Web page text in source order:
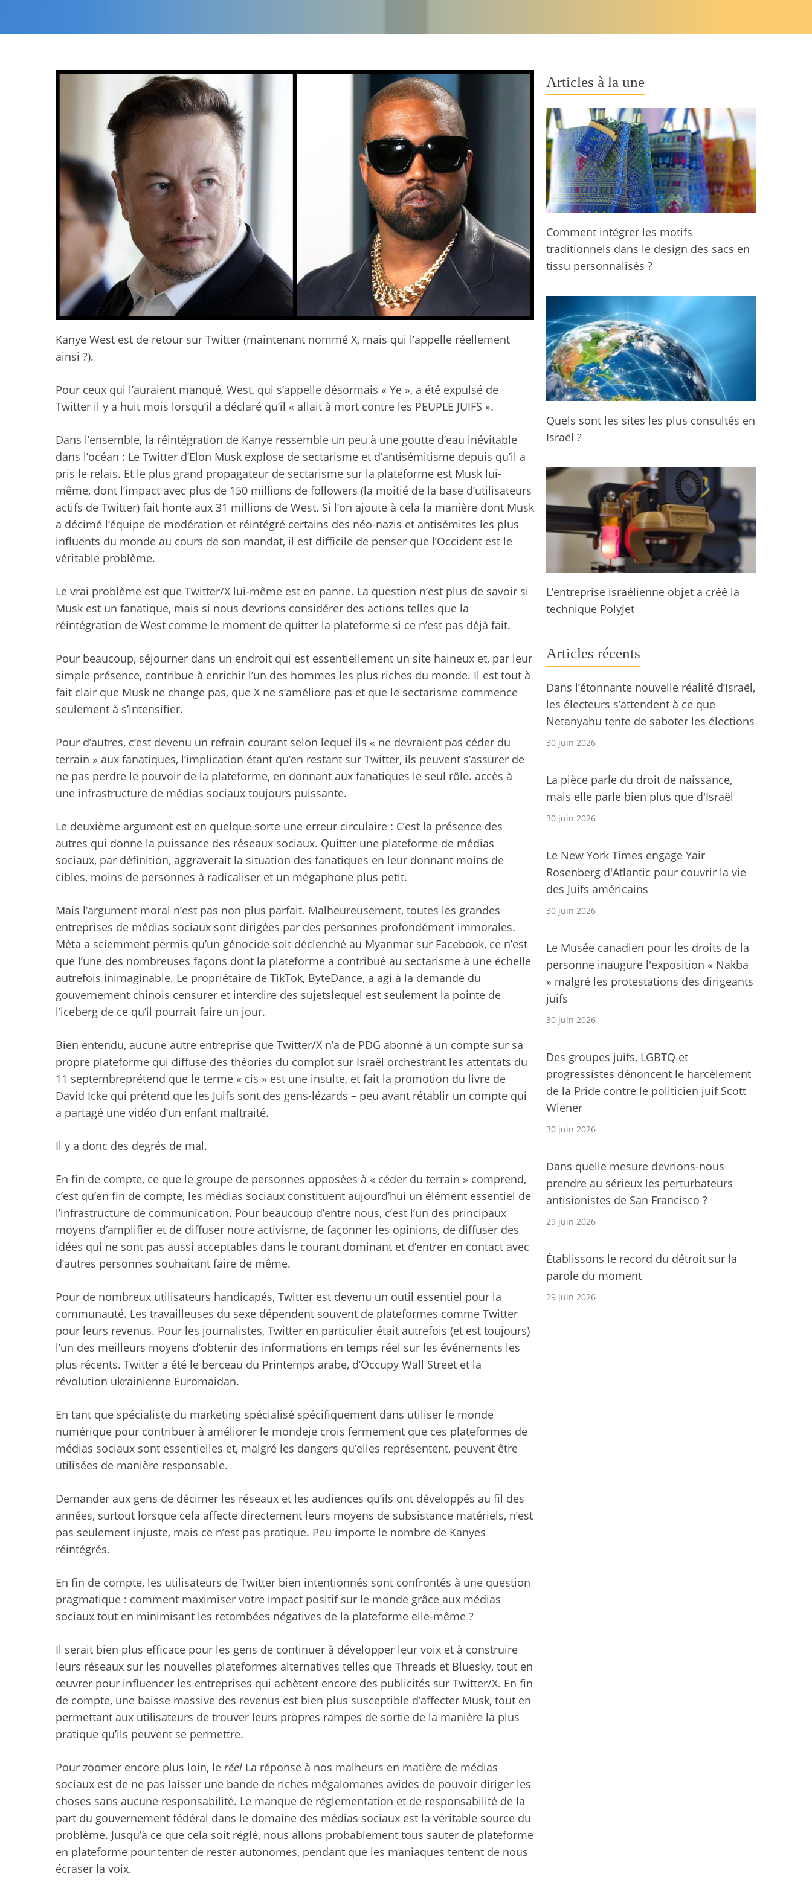
Kanye West est de retour sur Twitter (maintenant nommé X, mais qui l’appelle réellement
ainsi ?).
Pour ceux qui l’auraient manqué, West, qui s’appelle désormais « Ye », a été expulsé de
Twitter il y a huit mois lorsqu’il a déclaré qu’il « allait à mort contre les PEUPLE JUIFS ».
Dans l’ensemble, la réintégration de Kanye ressemble un peu à une goutte d’eau inévitable
dans l’océan : Le Twitter d’Elon Musk explose de sectarisme et d’antisémitisme depuis qu’il a
pris le relais. Et le plus grand propagateur de sectarisme sur la plateforme est Musk lui-
même, dont l’impact avec plus de 150 millions de followers (la moitié de la base d’utilisateurs
actifs de Twitter) fait honte aux 31 millions de West. Si l’on ajoute à cela la manière dont Musk
a décimé l’équipe de modération et réintégré certains des néo-nazis et antisémites les plus
influents du monde au cours de son mandat, il est difficile de penser que l’Occident est le
véritable problème.
Le vrai problème est que Twitter/X lui-même est en panne. La question n’est plus de savoir si
Musk est un fanatique, mais si nous devrions considérer des actions telles que la
réintégration de West comme le moment de quitter la plateforme si ce n’est pas déjà fait.
Pour beaucoup, séjourner dans un endroit qui est essentiellement un site haineux et, par leur
simple présence, contribue à enrichir l’un des hommes les plus riches du monde. Il est tout à
fait clair que Musk ne change pas, que X ne s’améliore pas et que le sectarisme commence
seulement à s’intensifier.
Pour d’autres, c’est devenu un refrain courant selon lequel ils « ne devraient pas céder du
terrain » aux fanatiques, l’implication étant qu’en restant sur Twitter, ils peuvent s’assurer de
ne pas perdre le pouvoir de la plateforme, en donnant aux fanatiques le seul rôle. accès à
une infrastructure de médias sociaux toujours puissante.
Le deuxième argument est en quelque sorte une erreur circulaire : C’est la présence des
autres qui donne la puissance des réseaux sociaux. Quitter une plateforme de médias
sociaux, par définition, aggraverait la situation des fanatiques en leur donnant moins de
cibles, moins de personnes à radicaliser et un mégaphone plus petit.
Mais l’argument moral n’est pas non plus parfait. Malheureusement, toutes les grandes
entreprises de médias sociaux sont dirigées par des personnes profondément immorales.
Méta a sciemment permis qu’un génocide soit déclenché au Myanmar sur Facebook, ce n’est
que l’une des nombreuses façons dont la plateforme a contribué au sectarisme à une échelle
autrefois inimaginable. Le propriétaire de TikTok, ByteDance, a agi à la demande du
gouvernement chinois censurer et interdire des sujetslequel est seulement la pointe de
l’iceberg de ce qu’il pourrait faire un jour.
Bien entendu, aucune autre entreprise que Twitter/X n’a de PDG abonné à un compte sur sa
propre plateforme qui diffuse des théories du complot sur Israël orchestrant les attentats du
11 septembreprétend que le terme « cis » est une insulte, et fait la promotion du livre de
David Icke qui prétend que les Juifs sont des gens-lézards – peu avant rétablir un compte qui
a partagé une vidéo d’un enfant maltraité.
Il y a donc des degrés de mal.
En fin de compte, ce que le groupe de personnes opposées à « céder du terrain » comprend,
c’est qu’en fin de compte, les médias sociaux constituent aujourd’hui un élément essentiel de
l’infrastructure de communication. Pour beaucoup d’entre nous, c’est l’un des principaux
moyens d’amplifier et de diffuser notre activisme, de façonner les opinions, de diffuser des
idées qui ne sont pas aussi acceptables dans le courant dominant et d’entrer en contact avec
d’autres personnes souhaitant faire de même.
Pour de nombreux utilisateurs handicapés, Twitter est devenu un outil essentiel pour la
communauté. Les travailleuses du sexe dépendent souvent de plateformes comme Twitter
pour leurs revenus. Pour les journalistes, Twitter en particulier était autrefois (et est toujours)
l’un des meilleurs moyens d’obtenir des informations en temps réel sur les événements les
plus récents. Twitter a été le berceau du Printemps arabe, d’Occupy Wall Street et la
révolution ukrainienne Euromaidan.
En tant que spécialiste du marketing spécialisé spécifiquement dans utiliser le monde
numérique pour contribuer à améliorer le mondeje crois fermement que ces plateformes de
médias sociaux sont essentielles et, malgré les dangers qu’elles représentent, peuvent être
utilisées de manière responsable.
Demander aux gens de décimer les réseaux et les audiences qu’ils ont développés au fil des
années, surtout lorsque cela affecte directement leurs moyens de subsistance matériels, n’est
pas seulement injuste, mais ce n’est pas pratique. Peu importe le nombre de Kanyes
réintégrés.
En fin de compte, les utilisateurs de Twitter bien intentionnés sont confrontés à une question
pragmatique : comment maximiser votre impact positif sur le monde grâce aux médias
sociaux tout en minimisant les retombées négatives de la plateforme elle-même ?
Il serait bien plus efficace pour les gens de continuer à développer leur voix et à construire
leurs réseaux sur les nouvelles plateformes alternatives telles que Threads et Bluesky, tout en
œuvrer pour influencer les entreprises qui achètent encore des publicités sur Twitter/X. En fin
de compte, une baisse massive des revenus est bien plus susceptible d’affecter Musk, tout en
permettant aux utilisateurs de trouver leurs propres rampes de sortie de la manière la plus
pratique qu’ils peuvent se permettre.
Pour zoomer encore plus loin, le réel La réponse à nos malheurs en matière de médias
sociaux est de ne pas laisser une bande de riches mégalomanes avides de pouvoir diriger les
choses sans aucune responsabilité. Le manque de réglementation et de responsabilité de la
part du gouvernement fédéral dans le domaine des médias sociaux est la véritable source du
problème. Jusqu’à ce que cela soit réglé, nous allons probablement tous sauter de plateforme
en plateforme pour tenter de rester autonomes, pendant que les maniaques tentent de nous
écraser la voix.
Articles à la une
Comment intégrer les motifs
traditionnels dans le design des sacs en
tissu personnalisés ?
Quels sont les sites les plus consultés en
Israël ?
L’entreprise israélienne objet a créé la
technique PolyJet
Articles récents
Dans l’étonnante nouvelle réalité d’Israël,
les électeurs s’attendent à ce que
Netanyahu tente de saboter les élections
30 juin 2026
La pièce parle du droit de naissance,
mais elle parle bien plus que d'Israël
30 juin 2026
Le New York Times engage Yair
Rosenberg d'Atlantic pour couvrir la vie
des Juifs américains
30 juin 2026
Le Musée canadien pour les droits de la
personne inaugure l'exposition « Nakba
» malgré les protestations des dirigeants
juifs
30 juin 2026
Des groupes juifs, LGBTQ et
progressistes dénoncent le harcèlement
de la Pride contre le politicien juif Scott
Wiener
30 juin 2026
Dans quelle mesure devrions-nous
prendre au sérieux les perturbateurs
antisionistes de San Francisco ?
29 juin 2026
Établissons le record du détroit sur la
parole du moment
29 juin 2026